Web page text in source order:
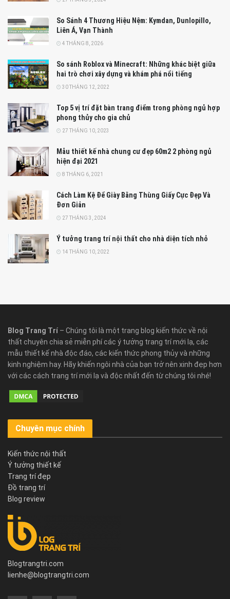
So Sánh 4 Thương Hiệu Nệm: Kymdan, Dunlopillo,
Liên Á, Vạn Thành
4 THÁNG 8, 2026
So sánh Roblox và Minecraft: Những khác biệt giữa
hai trò chơi xây dựng và khám phá nổi tiếng
30 THÁNG 12, 2022
Top 5 vị trí đặt bàn trang điểm trong phòng ngủ hợp
phong thủy cho gia chủ
27 THÁNG 10, 2023
Mẫu thiết kế nhà chung cư đẹp 60m2 2 phòng ngủ
hiện đại 2021
8 THÁNG 6, 2021
Cách Làm Kệ Để Giày Bằng Thùng Giấy Cực Đẹp Và
Đơn Giản
27 THÁNG 3, 2024
Ý tưởng trang trí nội thất cho nhà diện tích nhỏ
14 THÁNG 10, 2022
Blog Trang Trí – Chúng tôi là một trang blog kiến thức về nội
thất chuyên chia sẻ miễn phí các ý tưởng trang trí mới lạ, các
mẫu thiết kế nhà độc đáo, các kiến thức phong thủy và những
kinh nghiệm hay. Hãy khiến ngôi nhà của bạn trở nên xinh đẹp hơn
với các cách trang trí mới lạ và độc nhất đến từ chúng tôi nhé!
Chuyên mục chính
Kiến thức nội thất
Ý tưởng thiết kế
Trang trí đẹp
Đồ trang trí
Blog review
Blogtrangtri.com
lienhe@blogtrangtri.com